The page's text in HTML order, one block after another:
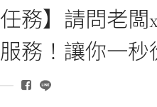
任務】請問老
務！讓你一秒